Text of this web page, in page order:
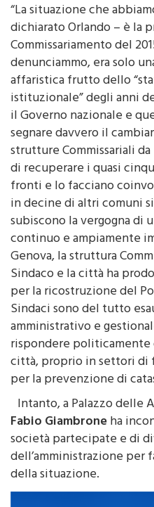
precisa quantificazione
“La situazione che
dichiarato Orlando – è la
Commissariamento del
denunciammo, era solo
affaristica frutto dello
istituzionale” degli anni
il Governo nazionale e
segnare davvero il
strutture Commissariali da
di recuperare i quasi
fronti e lo facciano
in decine di altri comuni
subiscono la vergogna di
continuo e ampiamente
Genova, la struttura
Sindaco e la città ha
per la ricostruzione del
Sindaci sono del tutto
amministrativo e
rispondere
città, proprio in settori di
per la prevenzione di
Intanto, a Palazzo delle
Fabio Giambroneha
società partecipate e di
dell’amministrazione per
della situazione.